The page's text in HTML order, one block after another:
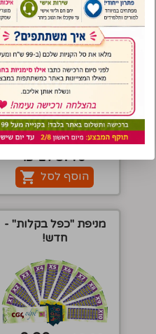
החודש החסידי - 12
חודשים
263.10
₪
179.40
₪
הוסף לסל
מניפת "כפל בקלות" -
חדש!